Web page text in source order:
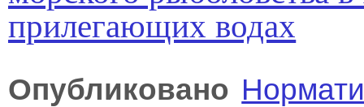
прилегающих водах
Опубликовано